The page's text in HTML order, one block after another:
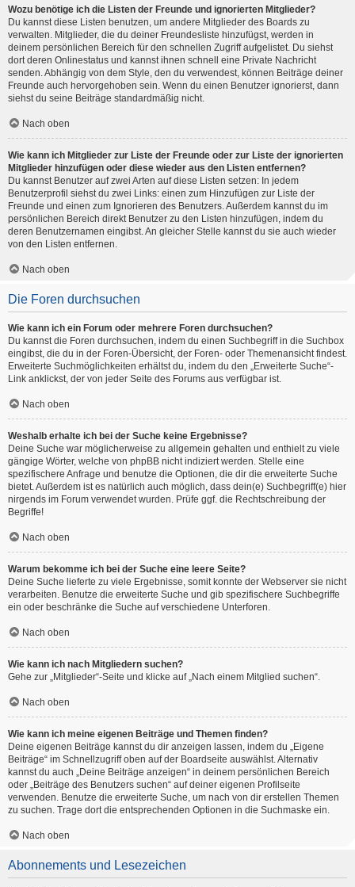
Wozu benötige ich die Listen der Freunde und ignorierten Mitglieder?
Du kannst diese Listen benutzen, um andere Mitglieder des Boards zu
verwalten. Mitglieder, die du deiner Freundesliste hinzufügst, werden in
deinem persönlichen Bereich für den schnellen Zugriff aufgelistet. Du siehst
dort deren Onlinestatus und kannst ihnen schnell eine Private Nachricht
senden. Abhängig von dem Style, den du verwendest, können Beiträge deiner
Freunde auch hervorgehoben sein. Wenn du einen Benutzer ignorierst, dann
siehst du seine Beiträge standardmäßig nicht.
Nach oben
Wie kann ich Mitglieder zur Liste der Freunde oder zur Liste der ignorierten
Mitglieder hinzufügen oder diese wieder aus den Listen entfernen?
Du kannst Benutzer auf zwei Arten auf diese Listen setzen: In jedem
Benutzerprofil siehst du zwei Links: einen zum Hinzufügen zur Liste der
Freunde und einen zum Ignorieren des Benutzers. Außerdem kannst du im
persönlichen Bereich direkt Benutzer zu den Listen hinzufügen, indem du
deren Benutzernamen eingibst. An gleicher Stelle kannst du sie auch wieder
von den Listen entfernen.
Nach oben
Die Foren durchsuchen
Wie kann ich ein Forum oder mehrere Foren durchsuchen?
Du kannst die Foren durchsuchen, indem du einen Suchbegriff in die Suchbox
eingibst, die du in der Foren-Übersicht, der Foren- oder Themenansicht findest.
Erweiterte Suchmöglichkeiten erhältst du, indem du den „Erweiterte Suche“-
Link anklickst, der von jeder Seite des Forums aus verfügbar ist.
Nach oben
Weshalb erhalte ich bei der Suche keine Ergebnisse?
Deine Suche war möglicherweise zu allgemein gehalten und enthielt zu viele
gängige Wörter, welche von phpBB nicht indiziert werden. Stelle eine
spezifischere Anfrage und benutze die Optionen, die dir die erweiterte Suche
bietet. Außerdem ist es natürlich auch möglich, dass dein(e) Suchbegriff(e) hier
nirgends im Forum verwendet wurden. Prüfe ggf. die Rechtschreibung der
Begriffe!
Nach oben
Warum bekomme ich bei der Suche eine leere Seite?
Deine Suche lieferte zu viele Ergebnisse, somit konnte der Webserver sie nicht
verarbeiten. Benutze die erweiterte Suche und gib spezifischere Suchbegriffe
ein oder beschränke die Suche auf verschiedene Unterforen.
Nach oben
Wie kann ich nach Mitgliedern suchen?
Gehe zur „Mitglieder“-Seite und klicke auf „Nach einem Mitglied suchen“.
Nach oben
Wie kann ich meine eigenen Beiträge und Themen finden?
Deine eigenen Beiträge kannst du dir anzeigen lassen, indem du „Eigene
Beiträge“ im Schnellzugriff oben auf der Boardseite auswählst. Alternativ
kannst du auch „Deine Beiträge anzeigen“ in deinem persönlichen Bereich
oder „Beiträge des Benutzers suchen“ auf deiner eigenen Profilseite
verwenden. Benutze die erweiterte Suche, um nach von dir erstellen Themen
zu suchen. Trage dort die entsprechenden Optionen in die Suchmaske ein.
Nach oben
Abonnements und Lesezeichen